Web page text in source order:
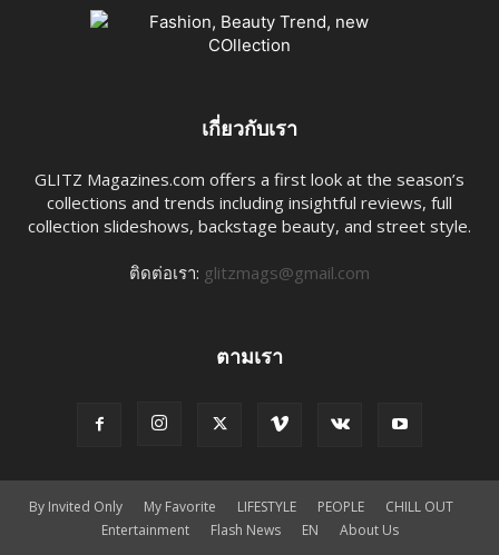
เกี่ยวกับเรา
GLITZ Magazines.com offers a first look at the season’s
collections and trends including insightful reviews, full
collection slideshows, backstage beauty, and street style.
ติดต่อเรา: glitzmags@gmail.com
ตามเรา
By Invited Only My Favorite LIFESTYLE PEOPLE
CHILL OUT
Entertainment
Flash News EN​ About Us